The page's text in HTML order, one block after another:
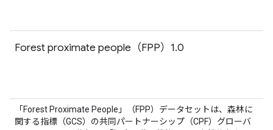
Forest proximate people（FPP）1.0
「Forest Proximate People」（FPP）データセットは、森林に
関する指標（GCS）の共同パートナーシップ（CPF）グローバ